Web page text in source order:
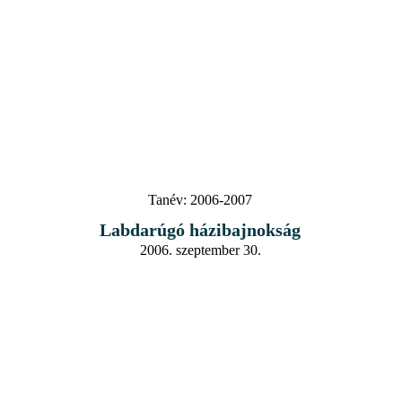
Tanév: 2006-2007
Labdarúgó házibajnokság
2006. szeptember 30.